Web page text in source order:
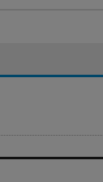
motorica a
1-3 ani